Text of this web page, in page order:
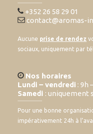
+352 26 58 29 01
contact@aromas-
Aucune prise de rendez
sociaux, uniquement par
Nos horaires
Lundi – vendredi : 9h
Samedi : uniquement
Pour une bonne
impérativement 24h à